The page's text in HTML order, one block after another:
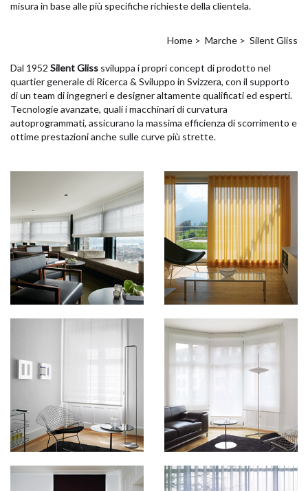
misura in base alle più specifiche richieste della clientela.
Silent Gliss
Marche >
Home >
Dal 1952 Silent Gliss sviluppa i propri concept di prodotto nel
quartier generale di Ricerca & Sviluppo in Svizzera, con il supporto
di un team di ingegneri e designer altamente qualificati ed esperti.
Tecnologie avanzate, quali i macchinari di curvatura
autoprogrammati, assicurano la massima efficienza di scorrimento e
ottime prestazioni anche sulle curve più strette.